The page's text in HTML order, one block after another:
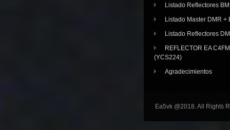
Listado Reflectores BM
Listado Master DMR +
Listado Reflectores
REFLECTOR EA
(YCS224)
Agradecimientos
Ea5vk @2018. All Rights